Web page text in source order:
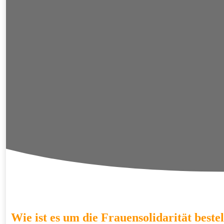
Wie ist es um die Frauensolidarität